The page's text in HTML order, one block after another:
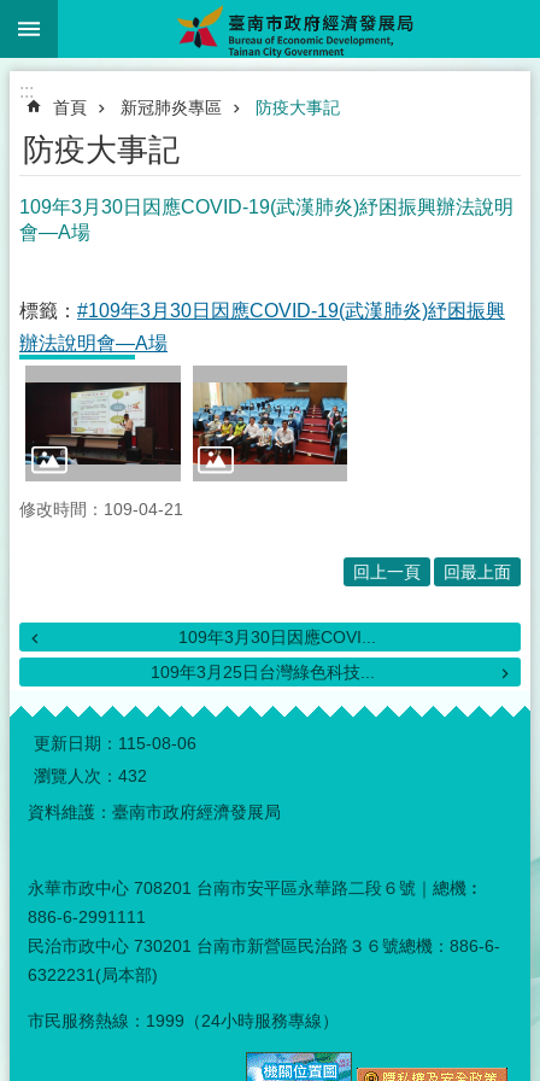
跳到主要內容區塊
:::
首頁 新冠肺炎專區 防疫大事記
防疫大事記
109年3月30日因應COVID-19(武漢肺炎)紓困振興辦法說明
會—A場
標籤： #109年3月30日因應COVID-19(武漢肺炎)紓困振興
辦法說明會—A場
修改時間：109-04-21
回上一頁 回最上面
109年3月30日因應COVI...
109年3月25日台灣綠色科技...
:::
更新日期： 115-08-06
瀏覽人次： 432
資料維護：臺南市政府經濟發展局
永華市政中心 708201 台南市安平區永華路二段６號｜總機︰
886-6-2991111
民治市政中心 730201 台南市新營區民治路３６號總機：886-6-
6322231(局本部)
市民服務熱線：1999（24小時服務專線）